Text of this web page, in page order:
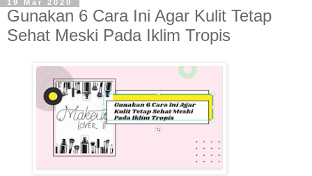
19 Mar 2020
Gunakan 6 Cara Ini Agar Kulit Tetap
Sehat Meski Pada Iklim Tropis